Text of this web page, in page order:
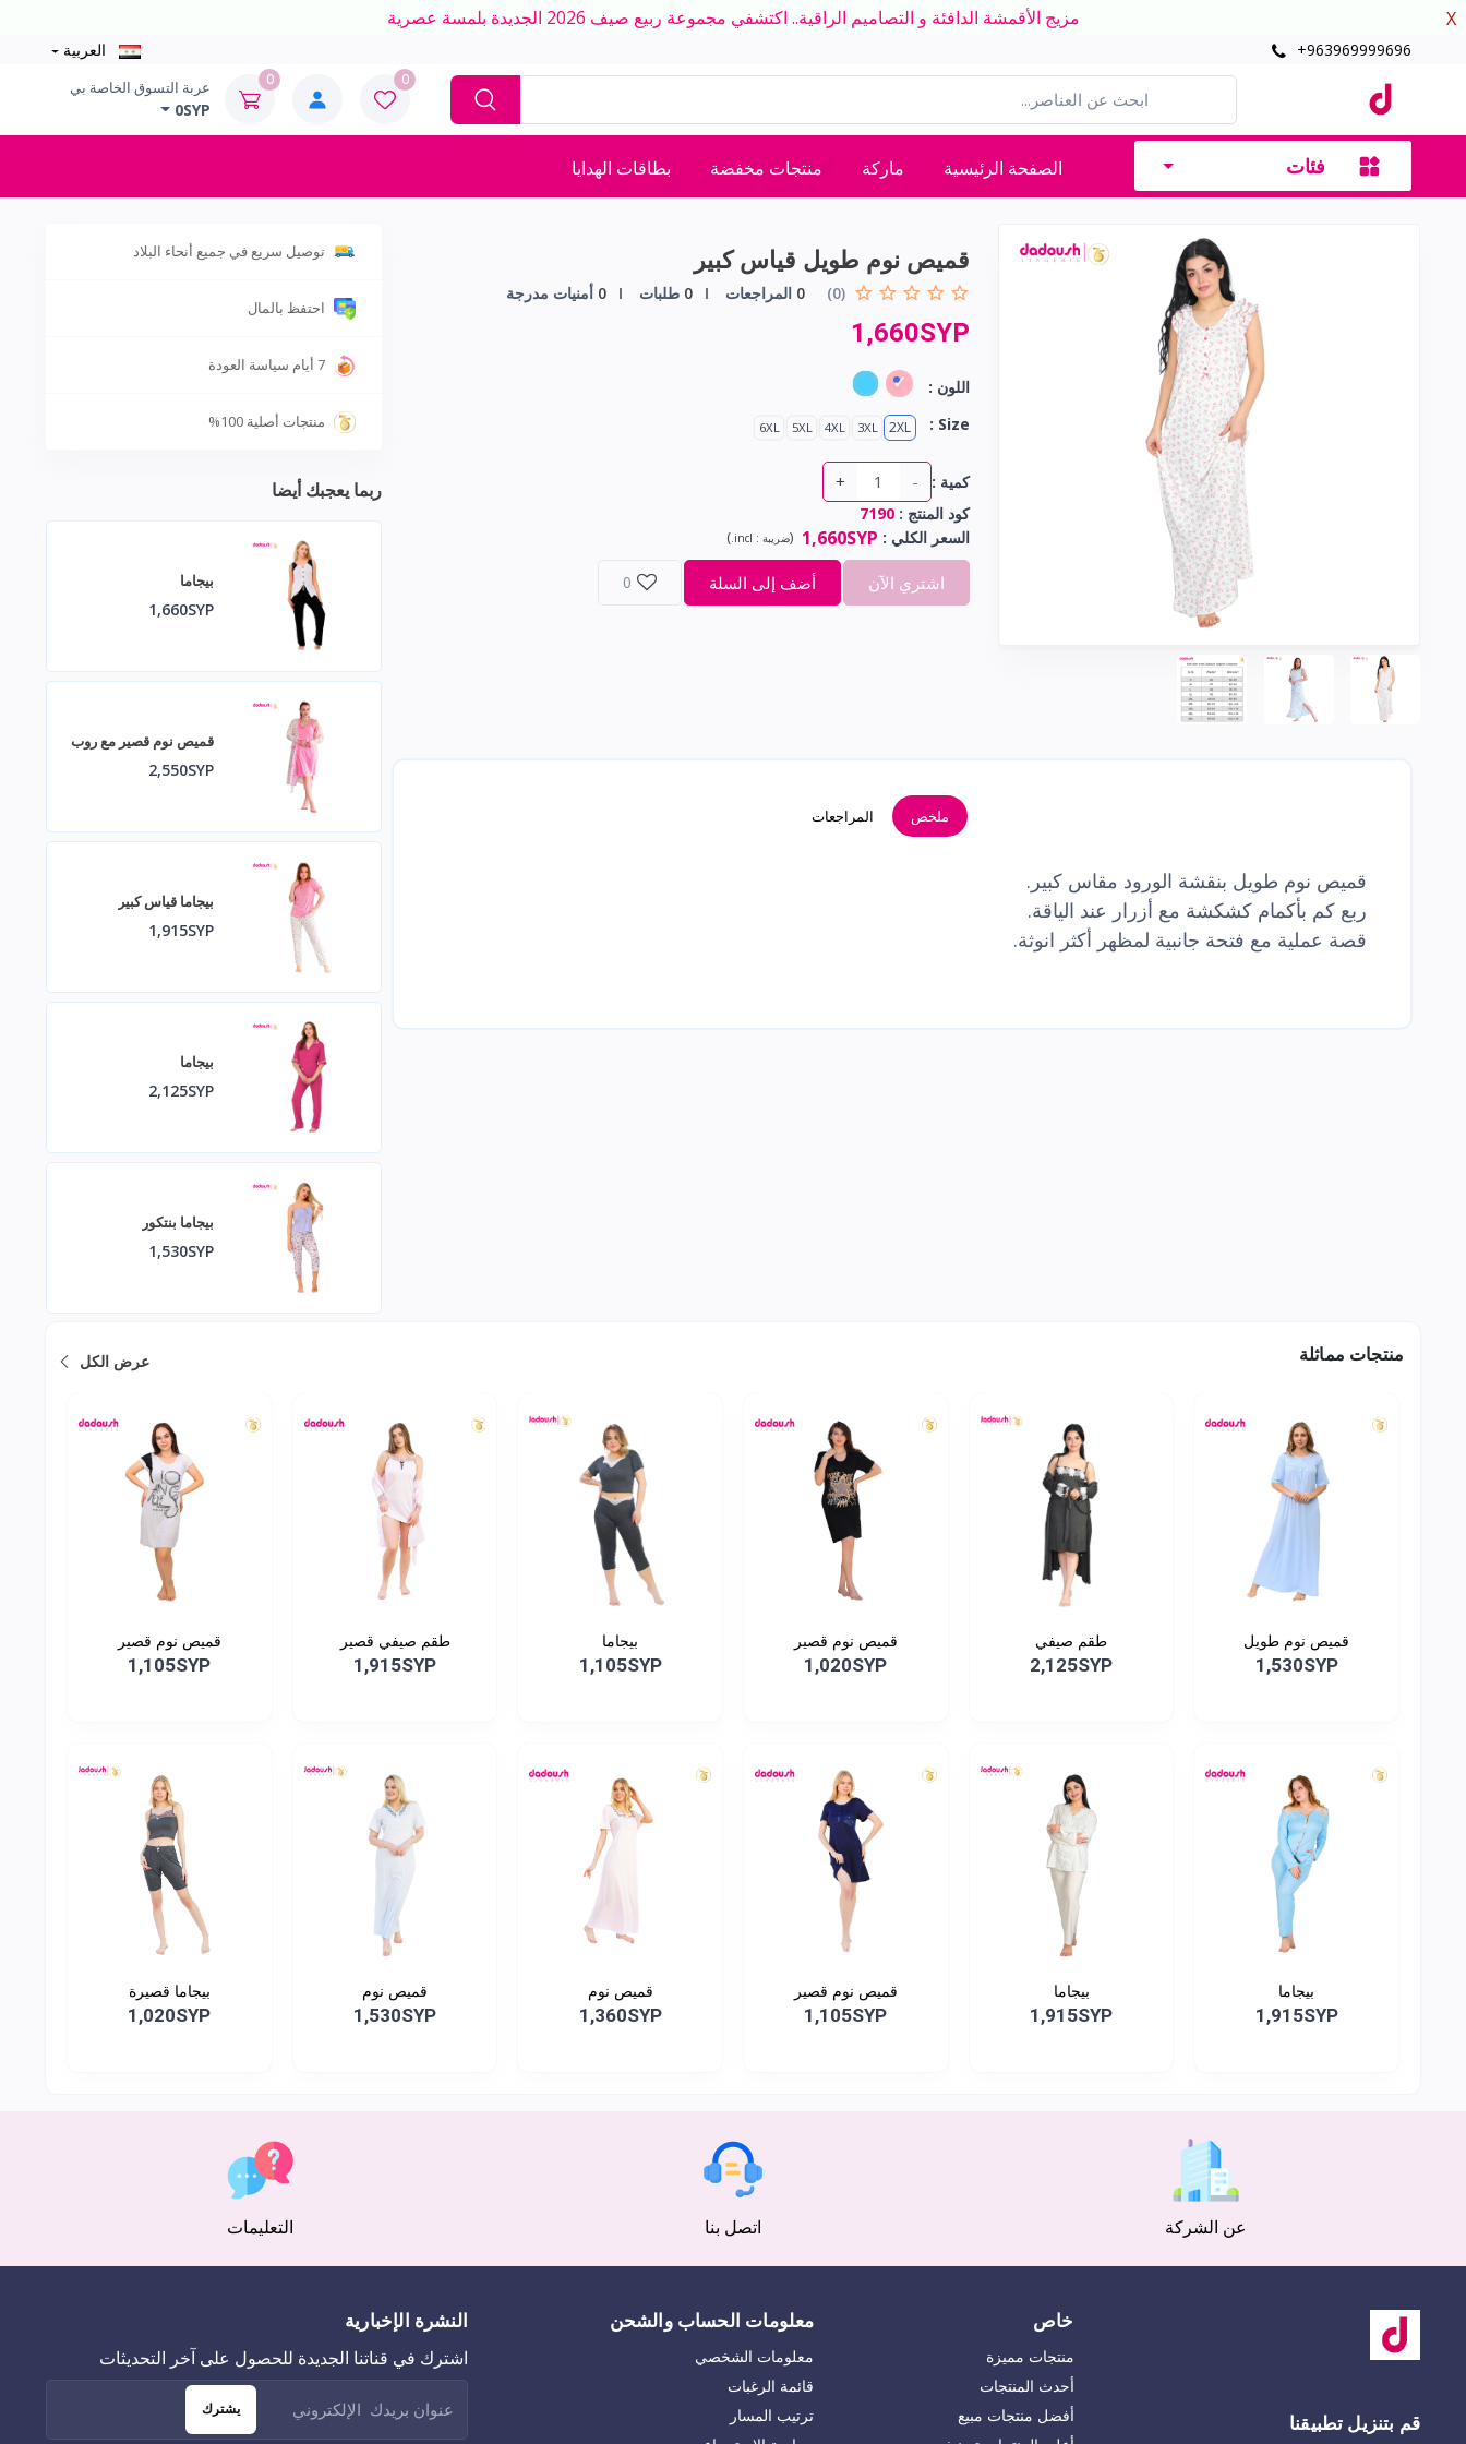
مزيج الأقمشة الدافئة و التصاميم الراقية.. اكتشفي مجموعة ربيع صيف 2026 الجديدة بلمسة عصرية X
+963969999696 العربية
0
0 عربة التسوق الخاصة بي
0SYP
فئات الصفحة الرئيسية ماركة منتجات مخفضة بطاقات الهدايا
قميص نوم طويل قياس كبير
(0)
0 المراجعات 0 طلبات 0 أمنيات مدرجة
1,660SYP
اللون :
Size :
2XL
3XL
4XL
5XL
6XL
كمية : -
+
كود المنتج : 7190
السعر الكلي :
1,660SYP
(ضريبة : incl.
)
اشتري الآن أضف إلى السلة 0
ملخص المراجعات
قميص نوم طويل بنقشة الورود مقاس كبير.
ربع كم بأكمام كشكشة مع أزرار عند الياقة.
قصة عملية مع فتحة جانبية لمظهر أكثر انوثة.
توصيل سريع في جميع أنحاء البلاد
احتفظ بالمال
7 أيام سياسة العودة
منتجات أصلية 100%
ربما يعجبك أيضا
بيجاما
1,660SYP
قميص نوم قصير مع روب
2,550SYP
بيجاما قياس كبير
1,915SYP
بيجاما
2,125SYP
بيجاما بنتكور
1,530SYP
منتجات مماثلة عرض الكل
قميص نوم طويل
1,530SYP
طقم صيفي
2,125SYP
قميص نوم قصير
1,020SYP
بيجاما
1,105SYP
طقم صيفي قصير
1,915SYP
قميص نوم قصير
1,105SYP
بيجاما
1,915SYP
بيجاما
1,915SYP
قميص نوم قصير
1,105SYP
قميص نوم
1,360SYP
قميص نوم
1,530SYP
بيجاما قصيرة
1,020SYP
عن الشركة اتصل بنا التعليمات
قم بتنزيل تطبيقنا
خاص
منتجات مميزة
أحدث المنتجات
أفضل منتجات مبيع
معلومات الحساب والشحن
معلومات الشخصي
قائمة الرغبات
ترتيب المسار
النشرة الإخبارية
اشترك في قناتنا الجديدة للحصول على آخر التحديثات
يشترك